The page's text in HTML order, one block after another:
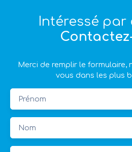
Intéressé par
Merci de remplir le formulaire,
vous dans les plus
Prénom
Nom